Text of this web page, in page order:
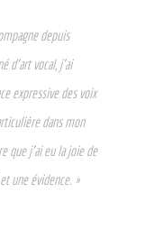
depuis
d’art vocal, j’ai
expressive des voix
dans mon
que j’ai eu la joie de
une évidence. »